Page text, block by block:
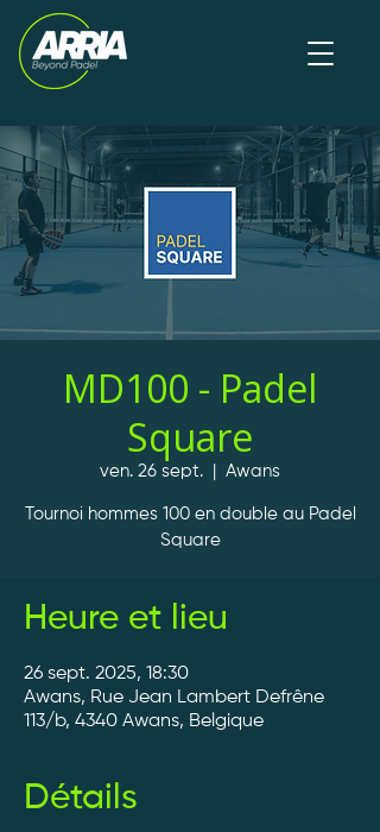
MD100 - Padel
Square
ven. 26 sept. Awans
Tournoi hommes 100 en double au Padel
Square
Heure et lieu
26 sept. 2025, 18:30
Awans, Rue Jean Lambert Defrêne
113/b, 4340 Awans, Belgique
Détails